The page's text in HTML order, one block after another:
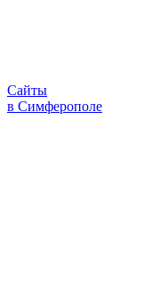
Сайты
в Симферополе